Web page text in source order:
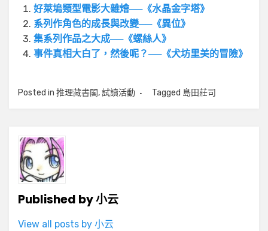
好萊塢類型電影大雜燴──《水晶金字塔》
系列作角色的成長與改變──《異位》
集系列作品之大成──《螺絲人》
事件真相大白了，然後呢？──《犬坊里美的冒險》
Posted in 推理藏書閣,試讀活動 Tagged 島田莊司
Published by小云
View all posts by 小云